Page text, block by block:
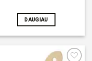
DAUGIAU